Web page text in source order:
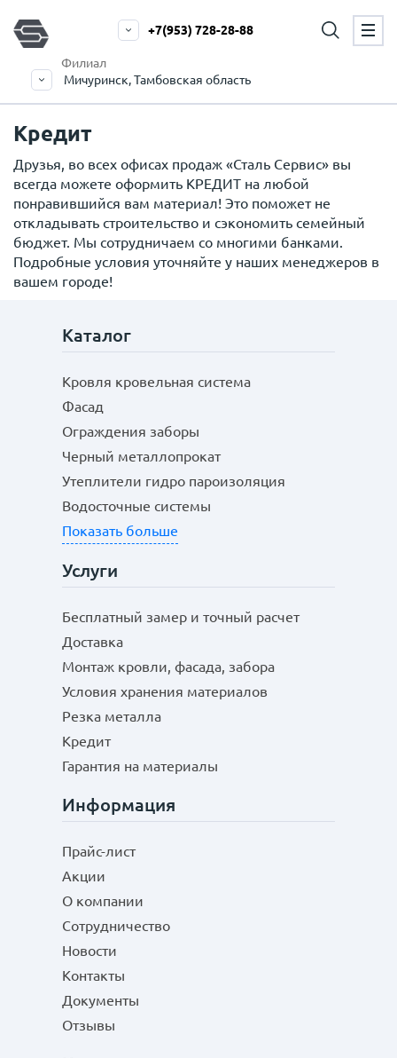
Филиал
Мичуринск, Тамбовская область
+7(953) 728-28-88
Кредит
Друзья, во всех офисах продаж «Сталь Сервис» вы
всегда можете оформить КРЕДИТ на любой
понравившийся вам материал! Это поможет не
откладывать строительство и сэкономить семейный
бюджет. Мы сотрудничаем со многими банками.
Подробные условия уточняйте у наших менеджеров в
вашем городе!
Каталог
Кровля кровельная система
Фасад
Ограждения заборы
Черный металлопрокат
Утеплители гидро пароизоляция
Водосточные системы
Показать больше
Услуги
Бесплатный замер и точный расчет
Доставка
Монтаж кровли, фасада, забора
Условия хранения материалов
Резка металла
Кредит
Гарантия на материалы
Информация
Прайс-лист
Акции
О компании
Сотрудничество
Новости
Контакты
Документы
Отзывы